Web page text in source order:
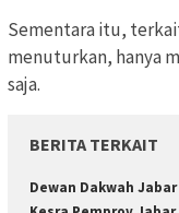
Sementara itu,
menuturkan, hanya
saja.
BERITA TERKAIT
Dewan Dakwah